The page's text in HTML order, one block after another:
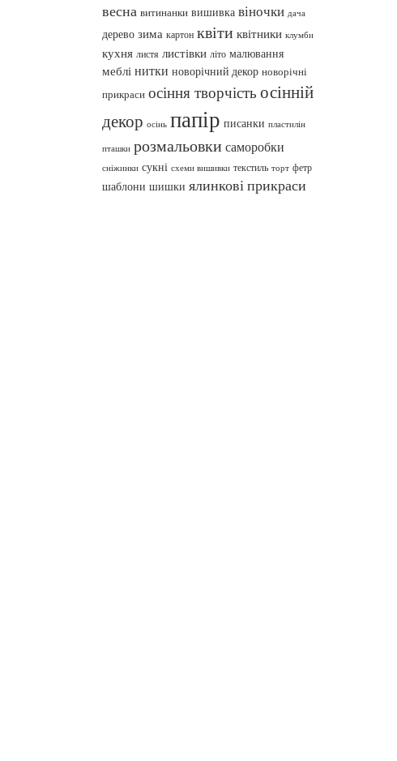
весна витинанки вишивка віночки дача
дерево зима картон квіти квітники клумби
кухня листя листівки літо малювання
меблі нитки новорічний декор новорічні
прикраси осіння творчість осінній
декор осінь папір писанки пластилін
пташки розмальовки саморобки
сніжинки сукні схеми вишивки текстиль торт фетр
шаблони шишки ялинкові прикраси